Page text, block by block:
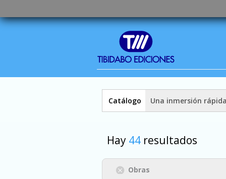
Catálogo Una inmersión rápida
Hay 44 resultados
Obras